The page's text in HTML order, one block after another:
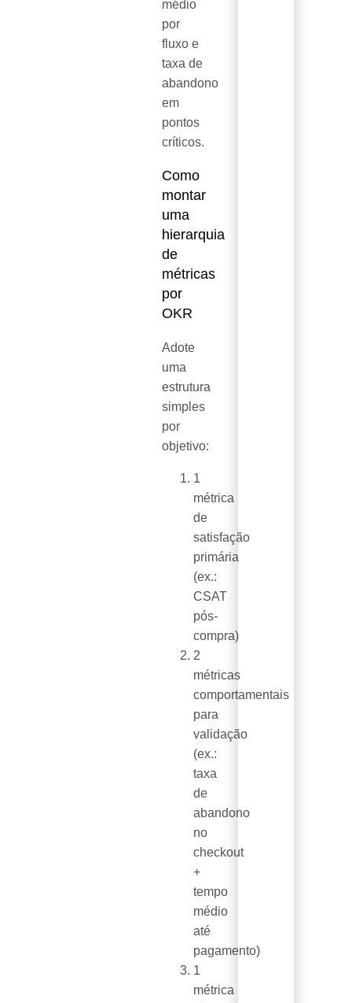
médio
por
fluxo e
taxa de
abandono
em
pontos
críticos.
Como
montar
uma
hierarquia
de
métricas
por
OKR
Adote
uma
estrutura
simples
por
objetivo:
1
métrica
de
satisfação
primária
(ex.:
CSAT
pós-
compra)
2
métricas
comportamentais
para
validação
(ex.:
taxa
de
abandono
no
checkout
+
tempo
médio
até
pagamento)
1
métrica